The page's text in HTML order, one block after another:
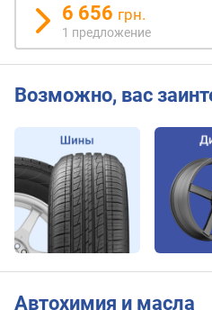
6 656 грн.
1 предложение
Возможно, вас
Автохимия и масла